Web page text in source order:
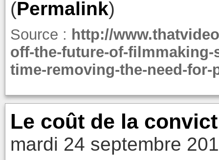
(Permalink)
Source : http://
off-the-future-of-filmmaking-
time-removing-the-need-
Le coût de la
mardi 24 septembre